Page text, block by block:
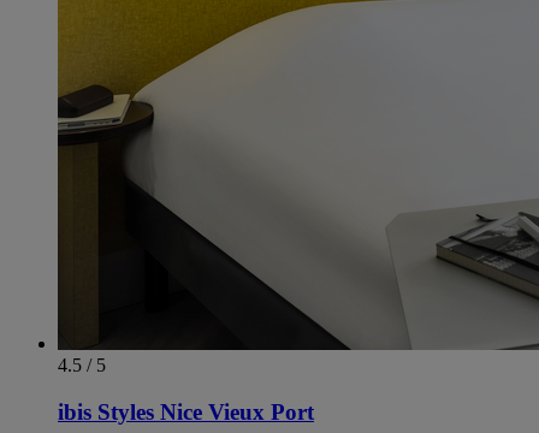
4.5 / 5
ibis Styles Nice Vieux Port